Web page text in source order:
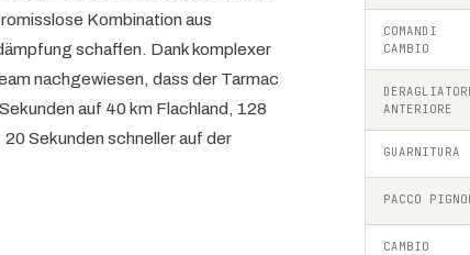
Kombination aus
schaffen. Dank komplexer
nachgewiesen, dass der Tarmac
auf 40 km Flachland, 128
Sekunden schneller auf der
COMANDI
CAMBIO
ANTERIORE
GUARNITURA
PACCO
CAMBIO